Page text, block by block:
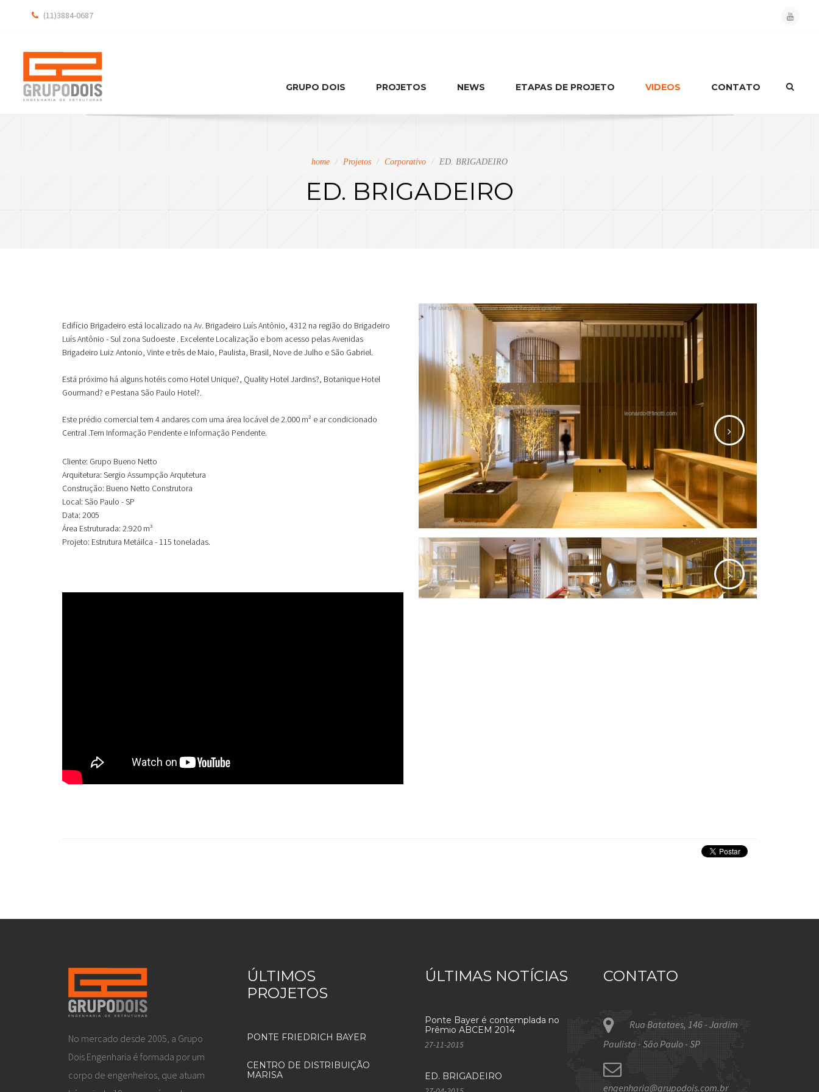
(11)3884-0687
GRUPO DOIS PROJETOS NEWS ETAPAS DE PROJETO VIDEOS CONTATO
home Projetos Corporativo ED. BRIGADEIRO
ED. BRIGADEIRO
Edifício Brigadeiro está localizado na Av. Brigadeiro Luís Antônio, 4312 na região do Brigadeiro
Luís Antônio - Sul zona Sudoeste . Excelente Localização e bom acesso pelas Avenidas
Brigadeiro Luiz Antonio, Vinte e três de Maio, Paulista, Brasil, Nove de Julho e São Gabriel.
Está próximo há alguns hotéis como Hotel Unique?, Quality Hotel Jardins?, Botanique Hotel
Gourmand? e Pestana São Paulo Hotel?.
Este prédio comercial tem 4 andares com uma área locável de 2.000 m² e ar condicionado
Central .Tem Informação Pendente e Informação Pendente.
Cliente: Grupo Bueno Netto
Arquitetura: Sergio Assumpção Arqutetura
Construção: Bueno Netto Construtora
Local: São Paulo - SP
Data: 2005
Área Estruturada: 2.920 m³
Projeto: Estrutura Metáilca - 115 toneladas.
No mercado desde 2005, a Grupo
Dois Engenharia é formada por um
corpo de engenheiros, que atuam
ÚLTIMOS
PROJETOS
PONTE FRIEDRICH BAYER
CENTRO DE DISTRIBUIÇÃO
MARISA
ÚLTIMAS NOTÍCIAS
Ponte Bayer é contemplada no
Prêmio ABCEM 2014
27-11-2015
ED. BRIGADEIRO
CONTATO
Rua Batataes, 146 - Jardim
Paulista - São Paulo - SP
engenharia@grupodois.com.br